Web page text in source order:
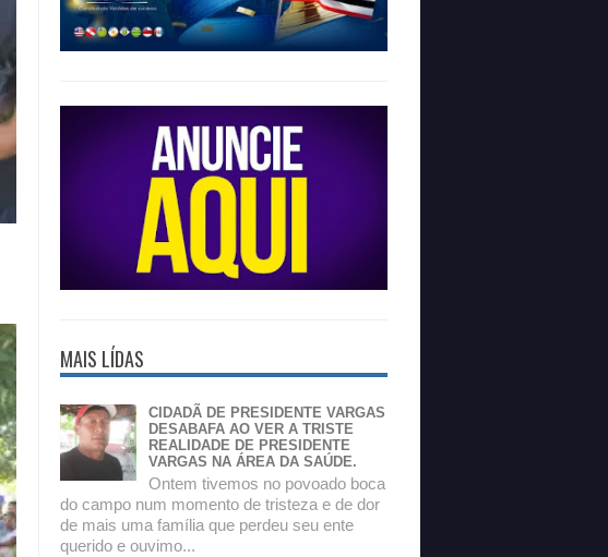
MAIS LÍDAS
CIDADÃ DE PRESIDENTE VARGAS
DESABAFA AO VER A TRISTE
REALIDADE DE PRESIDENTE
VARGAS NA ÁREA DA SAÚDE.
Ontem tivemos no povoado boca
do campo num momento de tristeza e de dor
de mais uma família que perdeu seu ente
querido e ouvimo...